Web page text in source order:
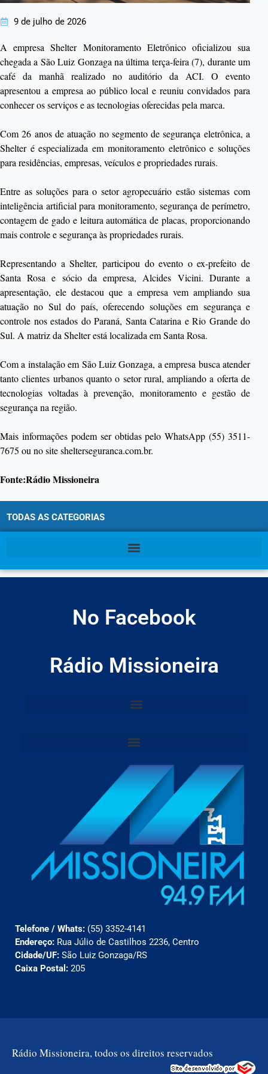
9 de julho de 2026
A empresa Shelter Monitoramento Eletrônico oficializou sua
chegada a São Luiz Gonzaga na última terça-feira (7), durante um
café da manhã realizado no auditório da ACI. O evento
apresentou a empresa ao público local e reuniu convidados para
conhecer os serviços e as tecnologias oferecidas pela marca.
Com 26 anos de atuação no segmento de segurança eletrônica, a
Shelter é especializada em monitoramento eletrônico e soluções
para residências, empresas, veículos e propriedades rurais.
Entre as soluções para o setor agropecuário estão sistemas com
inteligência artificial para monitoramento, segurança de perímetro,
contagem de gado e leitura automática de placas, proporcionando
mais controle e segurança às propriedades rurais.
Representando a Shelter, participou do evento o ex-prefeito de
Santa Rosa e sócio da empresa,Alcides Vicini. Durante a
apresentação, ele destacou que a empresa vem ampliando sua
atuação no Sul do país, oferecendo soluções em segurança e
controle nos estados do Paraná, Santa Catarina e Rio Grande do
Sul. A matriz da Shelter está localizada emSanta Rosa.
Com a instalação em São Luiz Gonzaga, a empresa busca atender
tanto clientes urbanos quanto o setor rural, ampliando a oferta de
tecnologias voltadas à prevenção, monitoramento e gestão de
segurança na região.
Mais informações podem ser obtidas pelo WhatsApp (55) 3511-
7675 ou nositeshelterseguranca.com.br.
Fonte:Rádio Missioneira
TODAS AS CATEGORIAS
No Facebook
Rádio Missioneira
Telefone / Whats: (55) 3352-4141
Endereço: Rua Júlio de Castilhos 2236, Centro
Cidade/UF: São Luiz Gonzaga/RS
Caixa Postal: 205
Rádio Missioneira, todos os direitos reservados